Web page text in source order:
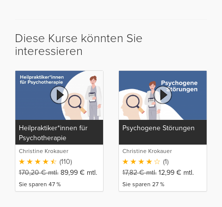
Diese Kurse könnten Sie
interessieren
Heilpraktiker*innen für
Psychotherapie
Christine Krokauer
(110)
170,20€mtl. 89,99 € mtl.
Sie sparen 47 %
Psychogene Störungen
Christine Krokauer
(1)
17,82€mtl. 12,99 € mtl.
Sie sparen 27 %